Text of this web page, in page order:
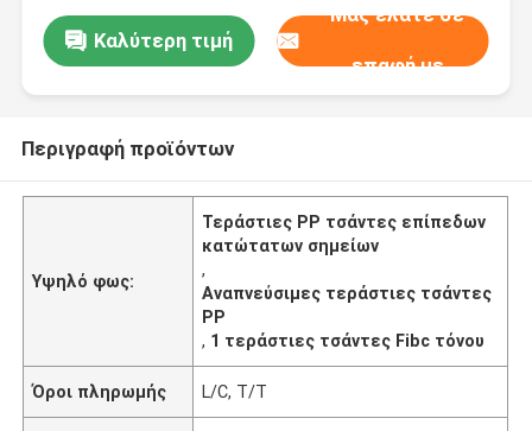
Καλύτερη τιμή
Μας ελάτε σε
επαφή με
Περιγραφή προϊόντων
Υψηλό φως:
Τεράστιες PP τσάντες επίπεδων
κατώτατων σημείων
,
Αναπνεύσιμες τεράστιες τσάντες
PP
, 1 τεράστιες τσάντες Fibc τόνου
Όροι πληρωμής L/C, T/T